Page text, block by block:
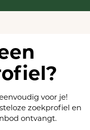
voor je!
zoekprofiel en
ontvangt.